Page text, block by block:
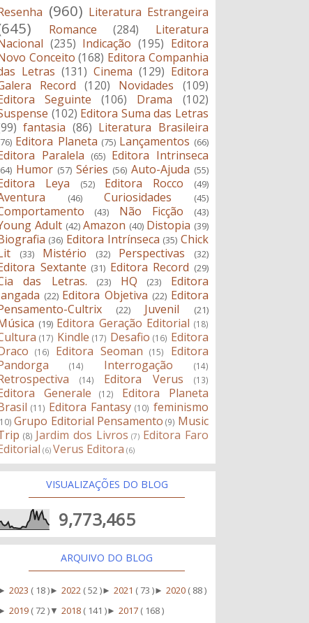
(960) Literatura Estrangeira
Romance (284)
Literatura
(235) Indicação (195) Editora
Conceito (168) Editora Companhia
Letras (131) Cinema (129) Editora
Record
(120) Novidades
(109)
Seguinte
(106) Drama
(102)
(102) Editora Suma das Letras
fantasia (86) Literatura Brasileira
Editora Planeta (75) Lançamentos (66)
Paralela (65) Editora Intrinseca
Humor (57) Séries (56) Auto-Ajuda (55)
Leya (52) Editora Rocco (49)
(46) Curiosidades (45)
(43) Não Ficção (43)
Adult (42) Amazon (40) Distopia (39)
(36) Editora Intrínseca (35) Chick
(33) Mistério (32) Perspectivas (32)
Sextante (31) Editora Record (29)
das Letras. (23) HQ (23)
Editora
(22) Editora Objetiva (22) Editora
Cultrix
(22) Juvenil (21)
(19) Editora Geração Editorial (18)
(17) Kindle (17) Desafio (16) Editora
(16) Editora Seoman (15)
Editora
(14) Interrogação (14)
(14) Editora Verus (13)
Generale (12)
Editora Planeta
(11) Editora Fantasy (10) feminismo
Grupo Editorial Pensamento (9) Music
(8) Jardim dos Livros (7) Editora Faro
(6) Verus Editora (6)
VISUALIZAÇÕES DO BLOG
9,773,465
ARQUIVO DO BLOG
2023 ( 18 )►2022 ( 52 )►2021 ( 73 )►2020 ( 88 )
2019 ( 72 ) ▼2018 ( 141 )►2017 ( 168 )